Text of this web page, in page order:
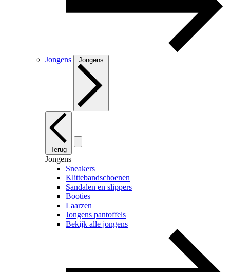
Jongens Jongens
Terug
Jongens
Sneakers
Klittebandschoenen
Sandalen en slippers
Booties
Laarzen
Jongens pantoffels
Bekijk alle jongens